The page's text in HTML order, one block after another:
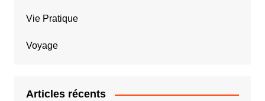
Vie Pratique
Voyage
Articles récents